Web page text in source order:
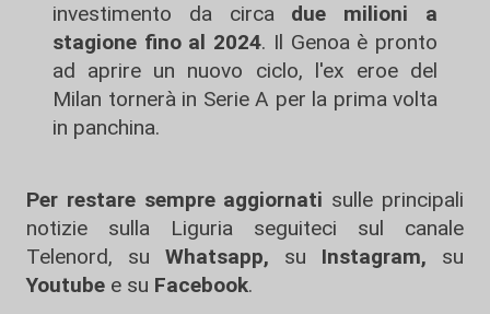
investimento da circa due milioni a
stagione fino al 2024. Il Genoa è pronto
ad aprire un nuovo ciclo, l'ex eroe del
Milan tornerà in Serie A per la prima volta
in panchina.
Per restare sempre aggiornati sulle principali
notizie sulla Liguria seguiteci sul canale
Telenord, su
Whatsapp, su Instagram, su
Youtube e su Facebook.